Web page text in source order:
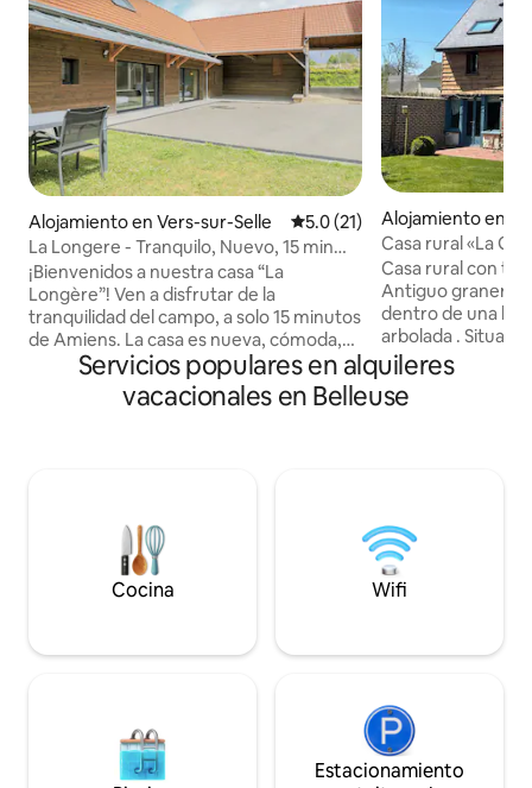
Alojamiento en Vers-sur-Selle Calificación promedio: 5.0 de
5.0 (21)
La Longere - Tranquilo, Nuevo, 15 min
Amiens
¡Bienvenidos a nuestra casa “La
Longère”! Ven a disfrutar de la
tranquilidad del campo, a solo 15 minutos
de Amiens. La casa es nueva, cómoda,
perfecta para pasar un buen rato con la
familia o los amigos. Ofrece 3
habitaciones dobles; para la séptima y
dos baños y un garaje seguro. Ubicada
en el Vallée de la Selle, cerca de la Coulée
Verte y de un parque infantil justo al otro
lado de la calle.
Alojamiento en
Casa rural «La
Casa rural con
Antiguo granero
dentro de una
arbolada . Situado en un pueblo a medio
camino de
la autopista de la
Pueblo de
de 0.2 E/Kw) Tarifa decreciente (3/4
noches...) bajo pedido.
lugar.
Servicios populares en alquileres
vacacionales en Belleuse
Cocina Wifi
Estacionamiento